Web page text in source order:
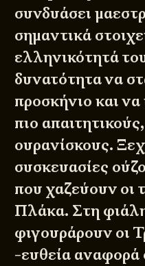
συνδυάσει
σημαντικά
ελληνικότητά
δυνατότητα να
προσκήνιο και να
πιο
ουρανίσκους.
συσκευασίες
που χαζεύουν οι
Πλάκα. Στη
φιγουράρουν οι
-ευθεία αναφορά